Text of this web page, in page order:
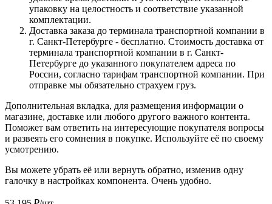
упаковку на целостность и соответствие указанной
комплектации.
Доставка заказа до терминала транспортной компании в
г. Санкт-Петербурге - бесплатно. Стоимость доставка от
терминала транспортной компании в г. Санкт-
Петербурге до указанного покупателем адреса по
России, согласно тарифам транспортной компании. При
отправке мы обязательно страхуем груз.
Дополнительная вкладка, для размещения информации о
магазине, доставке или любого другого важного контента.
Поможет вам ответить на интересующие покупателя вопросы
и развеять его сомнения в покупке. Используйте её по своему
усмотрению.
Вы можете убрать её или вернуть обратно, изменив одну
галочку в настройках компонента. Очень удобно.